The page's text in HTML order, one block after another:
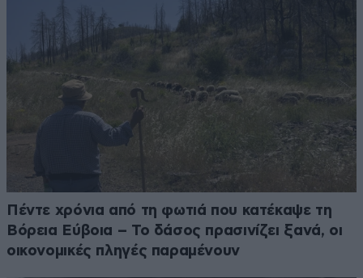
Πέντε χρόνια από τη φωτιά που κατέκαψε τη
Βόρεια Εύβοια – Το δάσος πρασινίζει ξανά, οι
οικονομικές πληγές παραμένουν